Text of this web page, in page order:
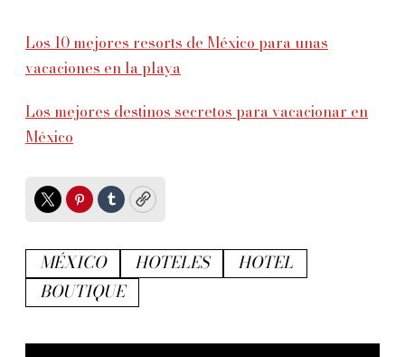
Los 10 mejores resorts de México para unas
vacaciones en la playa
Los mejores destinos secretos para vacacionar en
México
TwitterPinterest
TumblrCopy
MÉXICO HOTELES
HOTEL
BOUTIQUE